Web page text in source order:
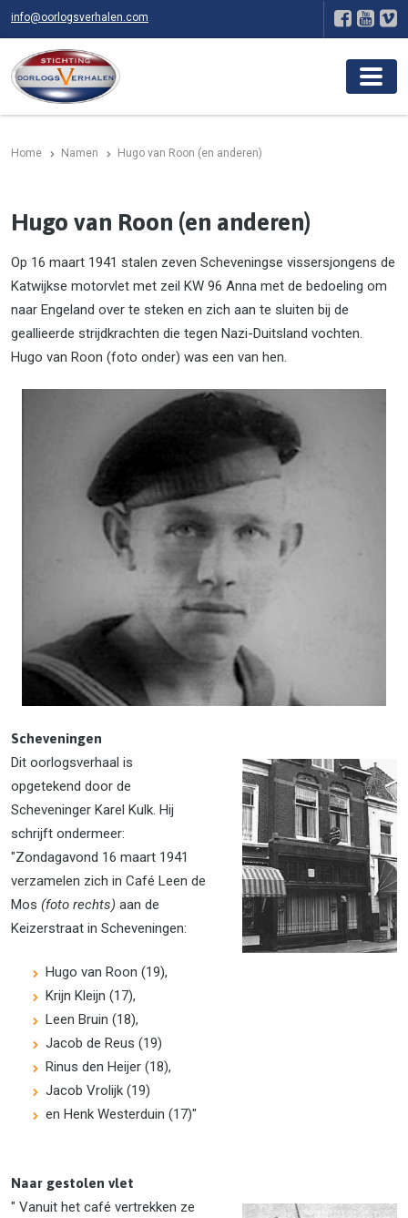
info@oorlogsverhalen.com
Home Namen Hugo van Roon (en anderen)
Hugo van Roon (en anderen)
Op 16 maart 1941 stalen zeven Scheveningse vissersjongens de
Katwijkse motorvlet met zeil KW 96 Anna met de bedoeling om
naar Engeland over te steken en zich aan te sluiten bij de
geallieerde strijdkrachten die tegen Nazi-Duitsland vochten.
Hugo van Roon (foto onder) was een van hen.
Scheveningen
Dit oorlogsverhaal is
opgetekend door de
Scheveninger Karel Kulk. Hij
schrijft ondermeer:
"Zondagavond 16 maart 1941
verzamelen zich in Café Leen de
Mos (foto rechts) aan de
Keizerstraat in Scheveningen:
Hugo van Roon (19),
Krijn Kleijn (17),
Leen Bruin (18),
Jacob de Reus (19)
Rinus den Heijer (18),
Jacob Vrolijk (19)
en Henk Westerduin (17)"
Naar gestolen vlet
" Vanuit het café vertrekken ze